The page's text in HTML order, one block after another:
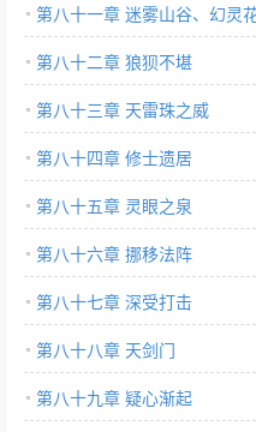
第八十一章 迷雾山谷、幻灵
第八十二章 狼狈不堪
第八十三章 天雷珠之威
第八十四章 修士遗居
第八十五章 灵眼之泉
第八十六章 挪移法阵
第八十七章 深受打击
第八十八章 天剑门
第八十九章 疑心渐起